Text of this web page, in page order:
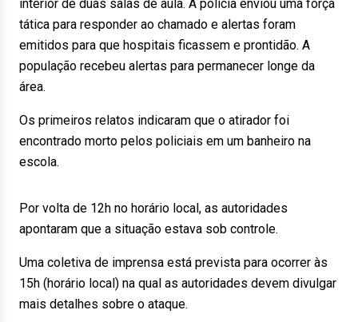
interior de duas salas de aula. A polícia enviou uma força
tática para responder ao chamado e alertas foram
emitidos para que hospitais ficassem e prontidão. A
população recebeu alertas para permanecer longe da
área.
Os primeiros relatos indicaram que o atirador foi
encontrado morto pelos policiais em um banheiro na
escola.
Por volta de 12h no horário local, as autoridades
apontaram que a situação estava sob controle.
Uma coletiva de imprensa está prevista para ocorrer às
15h (horário local) na qual as autoridades devem divulgar
mais detalhes sobre o ataque.